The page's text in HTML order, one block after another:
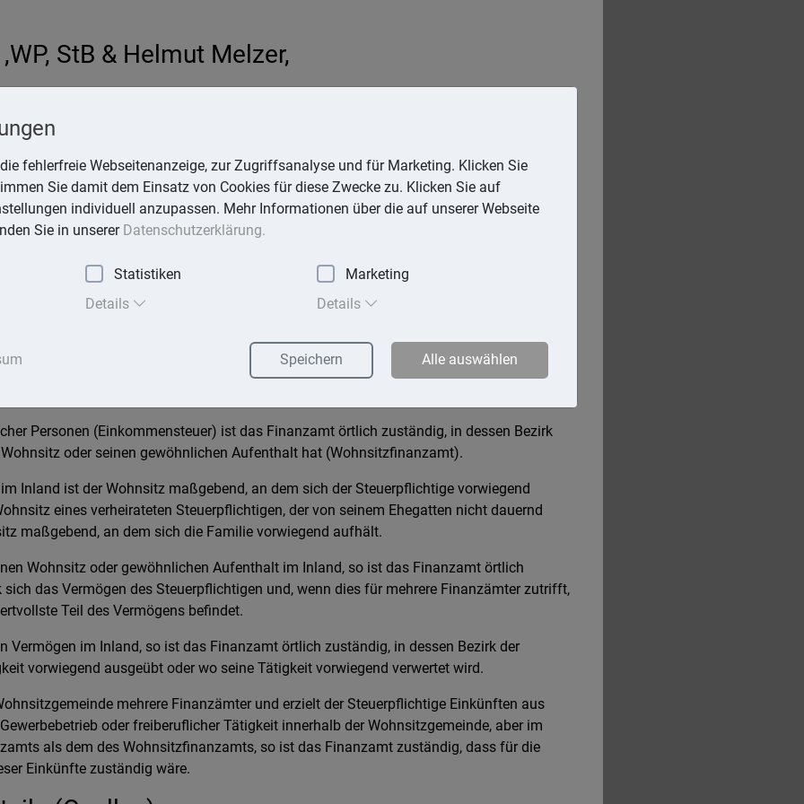
StB & Helmut Melzer,
online.de
Personen (Einkommensteuer) ist das Finanzamt örtlich zuständig, in dessen Bezirk
oder seinen gewöhnlichen Aufenthalt hat (Wohnsitzfinanzamt).
Inland ist der Wohnsitz maßgebend, an dem sich der Steuerpflichtige vorwiegend
eines verheirateten Steuerpflichtigen, der von seinem Ehegatten nicht dauernd
maßgebend, an dem sich die Familie vorwiegend aufhält.
Wohnsitz oder gewöhnlichen Aufenthalt im Inland, so ist das Finanzamt örtlich
das Vermögen des Steuerpflichtigen und, wenn dies für mehrere Finanzämter zutrifft,
Teil des Vermögens befindet.
Vermögen im Inland, so ist das Finanzamt örtlich zuständig, in dessen Bezirk der
vorwiegend ausgeübt oder wo seine Tätigkeit vorwiegend verwertet wird.
mehrere Finanzämter und erzielt der Steuerpflichtige Einkünften aus
oder freiberuflicher Tätigkeit innerhalb der Wohnsitzgemeinde, aber im
als dem des Wohnsitzfinanzamts, so ist das Finanzamt zuständig, dass für die
Einkünfte zuständig wäre.
fehlerfreie Webseitenanzeige, zur Zugriffsanalyse und für Marketing. Klicken Sie
Sie damit dem Einsatz von Cookies für diese Zwecke zu. Klicken Sie auf
individuell anzupassen. Mehr Informationen über die auf unserer Webseite
Sie in unserer Datenschutzerklärung.
Statistiken
Marketing
Details Details
Speichern Alle auswählen